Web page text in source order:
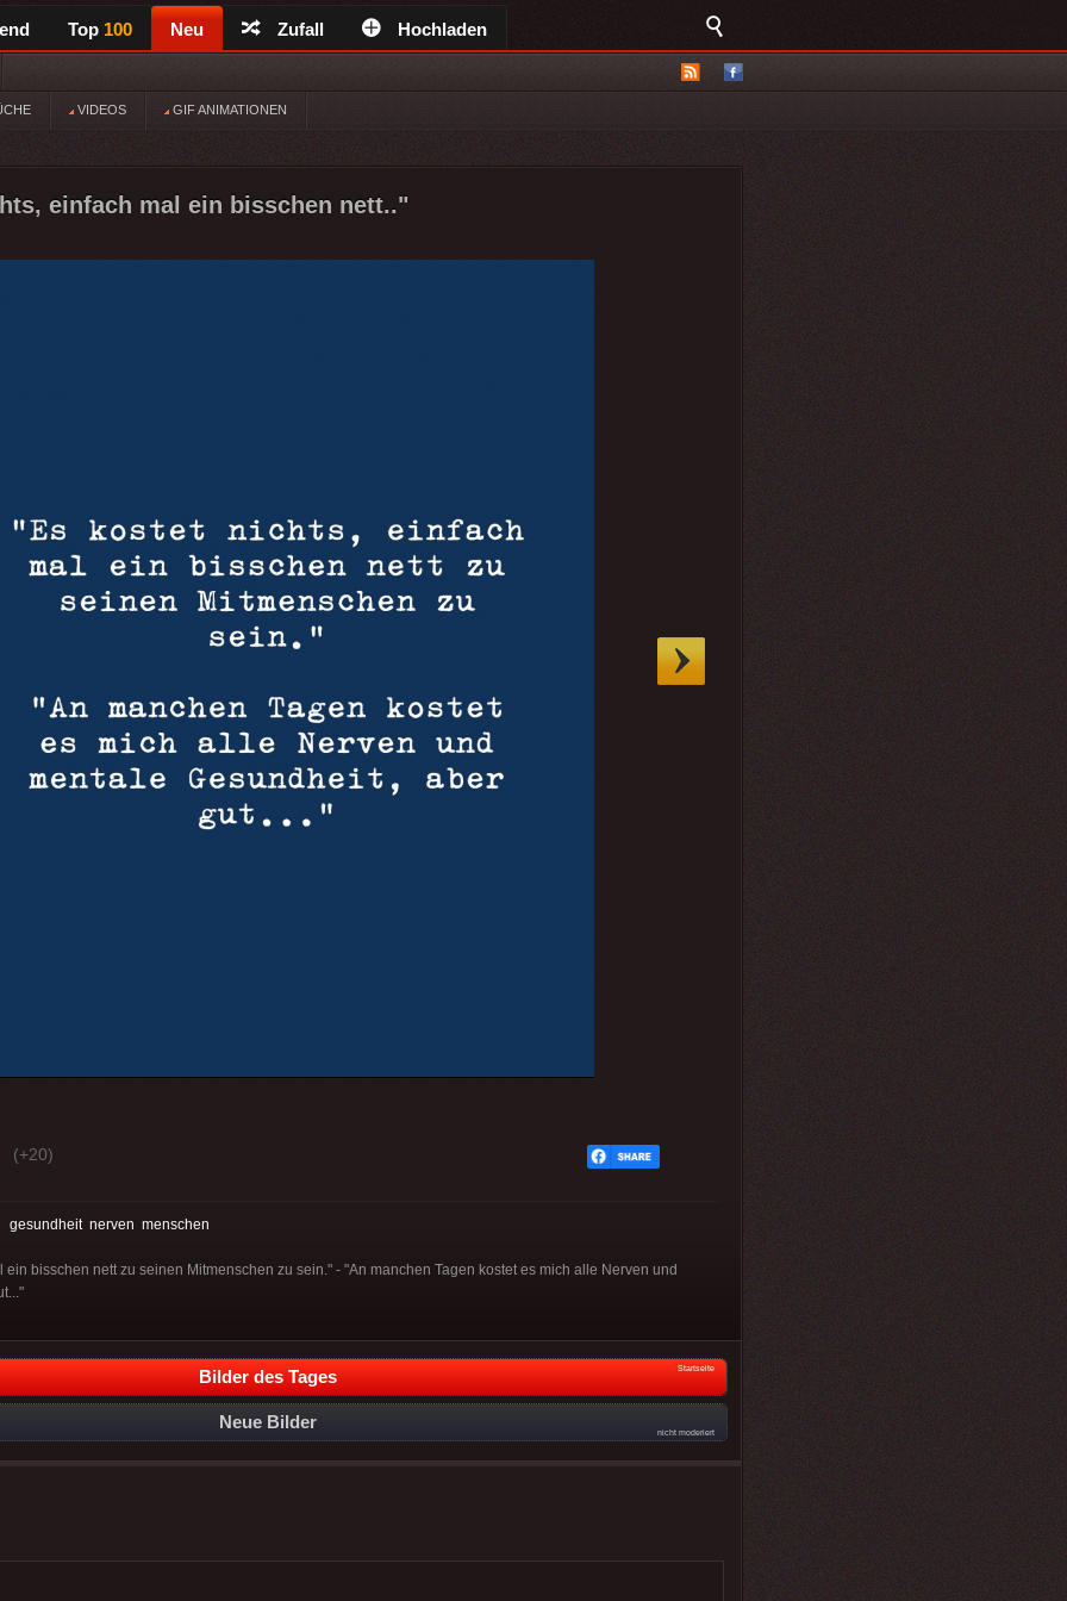
Top 100 Neu Zufall Hochladen
VIDEOS GIF ANIMATIONEN
einfach mal ein bisschen nett.."
(+20)
gesundheit nerven menschen
ein bisschen nett zu seinen Mitmenschen zu sein." - "An manchen Tagen kostet es mich alle Nerven und
Bilder des Tages Startseite
Neue Bilder
nicht moderiert